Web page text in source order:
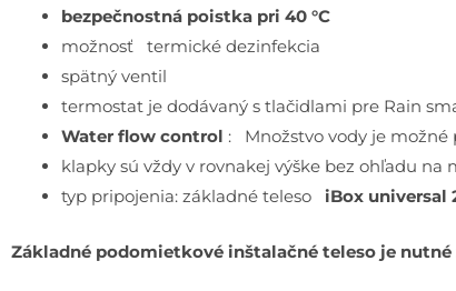
bezpečnostná poistka pri 40 °C
možnosť termické dezinfekcia
spätný ventil
termostat je dodávaný s tlačidlami pre Rain
Water flow control : Množstvo vody je možné
klapky sú vždy v rovnakej výške bez ohľadu
typ pripojenia: základné teleso iBox universal
Základné podomietkové inštalačné teleso je